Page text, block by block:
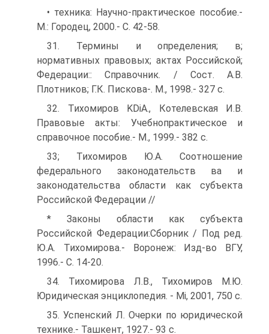
• техника: Научно-практическое пособие.-
M.: Городец, 2000.- С. 42-58.
31. Термины и определения; в;
нормативных правовых; актах Российской;
Федерации:: Справочник. / Сост. А.В.
Плотников; Г.К. Пискова-. M., 1998.- 327 с.
32. Тихомиров KDiA., Котелевская И.В.
Правовые акты: Учебнопрактическое и
справочное пособие.- M., 1999.- 382 с.
33; Тихомиров Ю.А. Соотношение
федерального законодательств ва и
законодательства области как субъекта
Российской Федерации //
* Законы области как субъекта
Российской Федерации:Сборник / Под ред.
Ю.А. Тихомирова.- Воронеж: Изд-во ВГУ,
1996.- С. 14-20.
34. Тихомирова Л.В., Тихомиров М.Ю.
Юридическая энциклопедия. - Mi, 2001, 750 с.
35. Успенский Л. Очерки по юридической
технике.- Ташкент, 1927.- 93 с.